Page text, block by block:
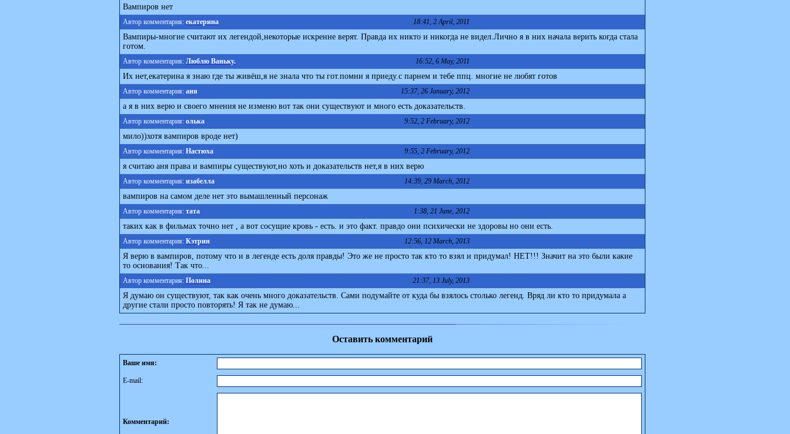
Вампиров нет
Автор комментария: екатерина 18:41, 2 April, 2011
Вампиры-многие считают их легендой,некоторые искренне верят. Правда их никто и никогда не видел.Лично я в них начала верить когда стала
готом.
Автор комментария: Люблю Ваньку. 16:52, 6 May, 2011
Их нет,екатерина я знаю где ты живёш,я не знала что ты гот.помни я приеду.с парнем и тебе ппц. многие не любят готов
Автор комментария: аня 15:37, 26 January, 2012
а я в них верю и своего мнения не изменю вот так они существуют и много есть доказательств.
Автор комментария: олька 9:52, 2 February, 2012
мило))хотя вампиров вроде нет)
Автор комментария: Настюха 9:55, 2 February, 2012
я считаю аня права и вампиры существуют,но хоть и доказательств нет,я в них верю
Автор комментария: изабелла 14:39, 29 March, 2012
вампиров на самом деле нет это вымашленный персонаж
Автор комментария: тата 1:38, 21 June, 2012
таких как в фильмах точно нет , а вот сосущие кровь - есть. и это факт. правдо они психически не здоровы но они есть.
Автор комментария: Кэтрин 12:56, 12 March, 2013
Я верю в вампиров, потому что и в легенде есть доля правды! Это же не просто так кто то взял и придумал! НЕТ!!! Значит на это были какие
то основания! Так что...
Автор комментария: Полина 21:37, 13 July, 2013
Я думаю он существуют, так как очень много доказательств. Сами подумайте от куда бы взялось столько легенд. Вряд ли кто то придумала а
другие стали просто повторять! Я так не думаю...
Оставить комментарий
Ваше имя:
E-mail:
Комментарий: